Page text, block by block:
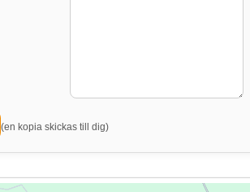
(en kopia skickas till dig)